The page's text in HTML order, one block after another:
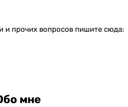
и прочих вопросов пишите сюда:
мне